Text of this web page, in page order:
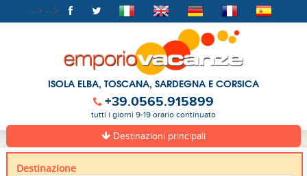
--> -->
ISOLA ELBA, TOSCANA, SARDEGNA E CORSICA
+39.0565.915899
tutti i giorni 9-19 orario continuato
Destinazioni principali
Destinazione